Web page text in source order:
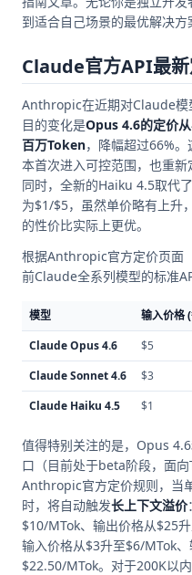
到适合自己场景的最优解决方
Claude官方API最
Anthropic在近期对Claude模
目的变化是Opus 4.6的定价
百万Token，降幅超过66%
本首次进入可控范围，也重
同时，全新的Haiku 4.5取代
为$1/$5，虽然单价略有上升
的性价比实际上更优。
根据Anthropic官方定价页
前Claude全系列模型的标准
模型 输入价格
Claude Opus 4.6
$5
Claude Sonnet 4.6
$3
Claude Haiku 4.5
$1
值得特别关注的是，Opus
口（目前处于beta阶段，面
Anthropic官方定价规则，当
时，将自动触发长上下文溢价
$10/MTok、输出价格从$25
输入价格从$3升至$6/MTok
$22.50/MTok。对于200K以